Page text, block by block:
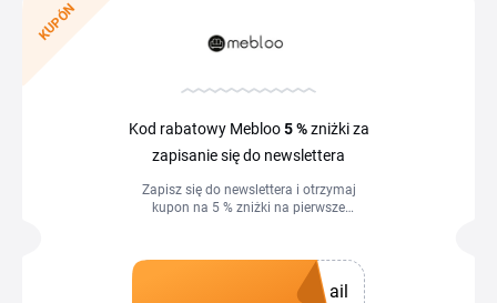
KUPÓN
Kod rabatowy Mebloo5 %zniżki za
zapisanie się do newslettera
Zapisz się do newslettera i otrzymaj
kupon na 5 % zniżki na pierwsze
objęte promocją.
ail